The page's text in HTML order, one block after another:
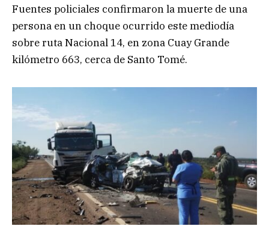
Fuentes policiales confirmaron la muerte de una
persona en un choque ocurrido este mediodía
sobre ruta Nacional 14, en zona Cuay Grande
kilómetro 663, cerca de Santo Tomé.